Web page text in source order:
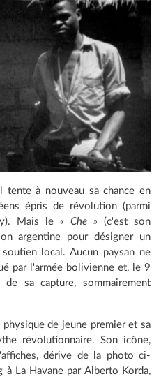
tente à nouveau sa chance en
épris de révolution (parmi
Mais le « Che » (c'est son
argentine pour désigner un
local. Aucun paysan ne
par l'armée bolivienne et, le 9
sa capture, sommairement
de jeune premier et sa
révolutionnaire. Son icône,
dérive de la photo ci-
La Havane par Alberto Korda,